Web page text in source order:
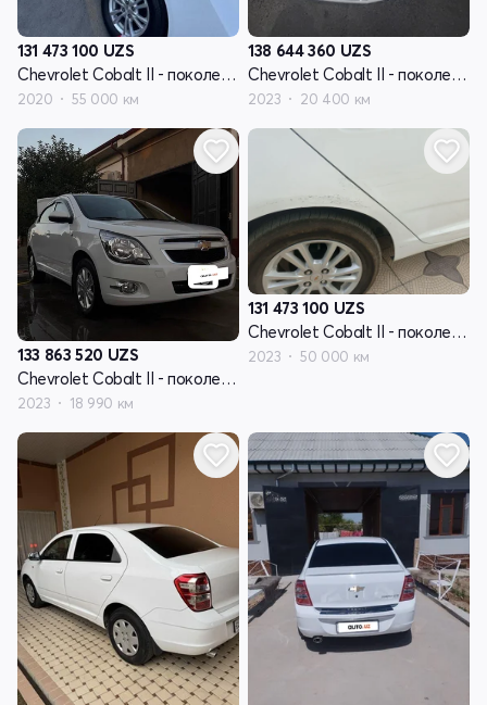
131 473 100 UZS
Chevrolet Cobalt II - поколение рестайлинг
2020 55 000 км
138 644 360 UZS
Chevrolet Cobalt II - поколение рестайлинг
2023 20 400 км
133 863 520 UZS
Chevrolet Cobalt II - поколение рестайлинг
2023 18 990 км
131 473 100 UZS
Chevrolet Cobalt II - поколение рестайлинг
2023 50 000 км